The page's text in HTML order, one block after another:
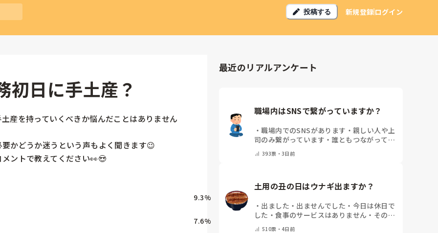
投稿する 新規登録ログイン
初日に手土産？
産を持っていくべきか悩んだことはありません
かどうか迷うという声もよく聞きます😉
ントで教えてください👀😍
9.3%
7.6%
最近のリアルアンケート
職場内はSNSで繋がっていますか？
・職場内でのSNSがあります ・ 親しい人や上
司のみ繋がっています ・ 誰ともつながってい
い）
393票・3日前
土用の丑の日はウナギ出ますか？
・ 出ました ・ 出ませんでした ・ 今日は休日で
した ・食事のサービスはありません ・ その他
510票・4日前